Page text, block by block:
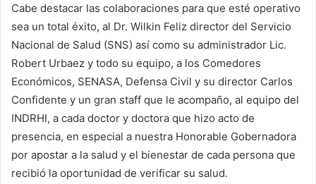
Cabe destacar las colaboraciones para que esté operativo
sea un total éxito, al Dr. Wilkin Feliz director del Servicio
Nacional de Salud (SNS) así como su administrador Lic.
Robert Urbaez y todo su equipo, a los Comedores
Económicos, SENASA, Defensa Civil y su director Carlos
Confidente y un gran staff que le acompaño, al equipo del
INDRHI, a cada doctor y doctora que hizo acto de
presencia, en especial a nuestra Honorable Gobernadora
por apostar a la salud y el bienestar de cada persona que
recibió la oportunidad de verificar su salud.